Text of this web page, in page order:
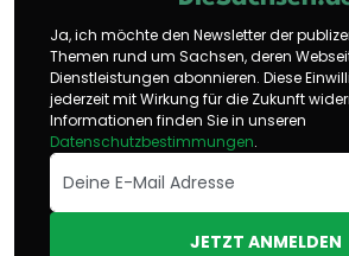
Ja, ich möchte den Newsletter der
Themen rund um Sachsen, deren
Dienstleistungen abonnieren. Diese
jederzeit mit Wirkung für die Zukunft
Informationen finden Sie in unseren
Datenschutzbestimmungen.
JETZT ANMELDEN